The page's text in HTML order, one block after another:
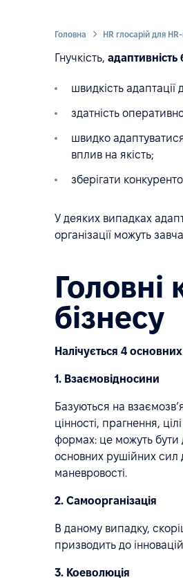
Головна HR глосарій для
Гнучкість, адаптивність
швидкість адаптації
здатність
швидко
вплив на якість;
зберігати
У деяких випадках
організації можуть
Головні
бізнесу
Налічується 4
1. Взаємовідносини
Базуються на
цінності, прагнення,
формах: це можуть бути
основних рушійних сил
маневровості.
2. Самоорганізація
В даному випадку,
призводить до
3. Коеволюція